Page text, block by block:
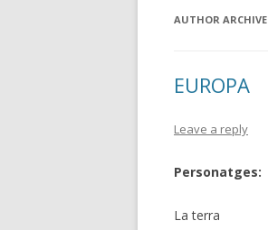
AUTHOR
EUROPA
Leave a reply
Personatges:
La terra